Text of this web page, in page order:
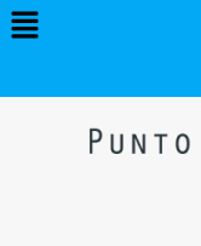
Menú